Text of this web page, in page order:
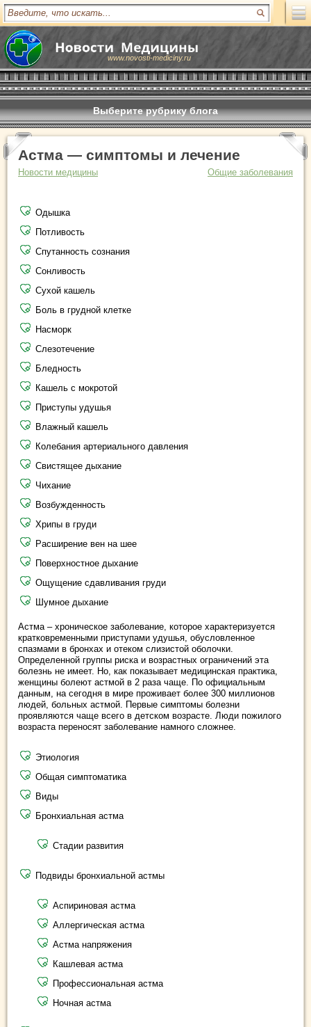
www.novosti-mediciny.ru
Выберите рубрику блога
Астма — симптомы и лечение
Новости медицины Общие заболевания
Одышка
Потливость
Спутанность сознания
Сонливость
Сухой кашель
Боль в грудной клетке
Насморк
Слезотечение
Бледность
Кашель с мокротой
Приступы удушья
Влажный кашель
Колебания артериального давления
Свистящее дыхание
Чихание
Возбужденность
Хрипы в груди
Расширение вен на шее
Поверхностное дыхание
Ощущение сдавливания груди
Шумное дыхание
Астма – хроническое заболевание, которое характеризуется
кратковременными приступами удушья, обусловленное
спазмами в бронхах и отеком слизистой оболочки.
Определенной группы риска и возрастных ограничений эта
болезнь не имеет. Но, как показывает медицинская практика,
женщины болеют астмой в 2 раза чаще. По официальным
данным, на сегодня в мире проживает более 300 миллионов
людей, больных астмой. Первые симптомы болезни
проявляются чаще всего в детском возрасте. Люди пожилого
возраста переносят заболевание намного сложнее.
Этиология
Общая симптоматика
Виды
Бронхиальная астма
Стадии развития
Подвиды бронхиальной астмы
Аспириновая астма
Аллергическая астма
Астма напряжения
Кашлевая астма
Профессиональная астма
Ночная астма